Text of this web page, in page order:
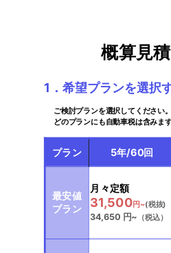
概算見
1．希望プランを選択
ご検討プランを選択してください。
どのプランにも自動車税は含みます
プラン 5年/60回
最安値
プラン
月々定額
31,500円~(税抜)
34,650 円~ （税込）